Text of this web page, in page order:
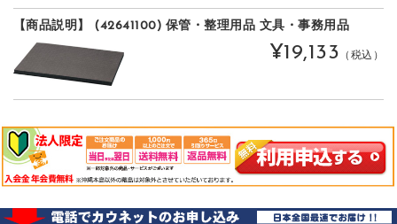
【商品説明】 (42641100) 保管・整理用品 文具・事務用品
¥19,133 （税込）